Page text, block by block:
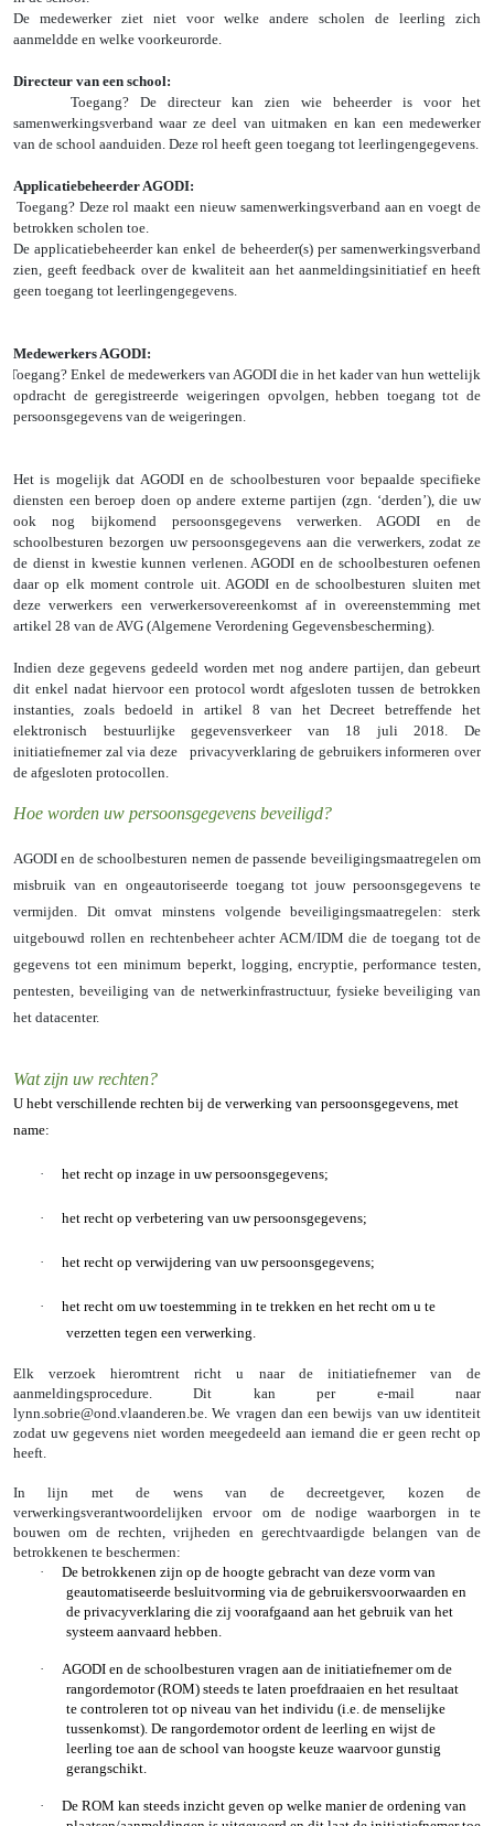
De medewerker ziet niet voor welke andere scholen de leerling zich
aanmeldde en welke voorkeurorde.
Directeur van een school:
Toegang? De directeur kan zien wie beheerder is voor het
samenwerkingsverband waar ze deel van uitmaken en kan een medewerker
van de school aanduiden. Deze rol heeft geen toegang tot leerlingengegevens.
Applicatiebeheerder AGODI:
Toegang? Deze rol maakt een nieuw samenwerkingsverband aan en voegt de
betrokken scholen toe.
De applicatiebeheerder kan enkel de beheerder(s) per samenwerkingsverband
zien, geeft feedback over de kwaliteit aan het aanmeldingsinitiatief en heeft
geen toegang tot leerlingengegevens.
Medewerkers AGODI:
Toegang? Enkel de medewerkers van AGODI die in het kader van hun wettelijk
opdracht de geregistreerde weigeringen opvolgen, hebben toegang tot de
persoonsgegevens van de weigeringen.
Het is mogelijk dat AGODI en de schoolbesturen voor bepaalde specifieke
diensten een beroep doen op andere externe partijen (zgn. ‘derden’), die uw
ook nog bijkomend persoonsgegevens verwerken. AGODI en de
schoolbesturen bezorgen uw persoonsgegevens aan die verwerkers, zodat ze
de dienst in kwestie kunnen verlenen. AGODI en de schoolbesturen oefenen
daar op elk moment controle uit. AGODI en de schoolbesturen sluiten met
deze verwerkers een verwerkersovereenkomst af in overeenstemming met
artikel 28 van de AVG (Algemene Verordening Gegevensbescherming).
Indien deze gegevens gedeeld worden met nog andere partijen, dan gebeurt
dit enkel nadat hiervoor een protocol wordt afgesloten tussen de betrokken
instanties, zoals bedoeld in artikel 8 van het Decreet betreffende het
elektronisch bestuurlijke gegevensverkeer van 18 juli 2018. De
initiatiefnemer zal via deze privacyverklaring de gebruikers informeren over
de afgesloten protocollen.
Hoe worden uw persoonsgegevens beveiligd?
AGODI en de schoolbesturen nemen de passende beveiligingsmaatregelen om
misbruik van en ongeautoriseerde toegang tot jouw persoonsgegevens te
vermijden. Dit omvat minstens volgende beveiligingsmaatregelen: sterk
uitgebouwd rollen en rechtenbeheer achter ACM/IDM die de toegang tot de
gegevens tot een minimum beperkt, logging, encryptie, performance testen,
pentesten, beveiliging van de netwerkinfrastructuur, fysieke beveiliging van
het datacenter.
Wat zijn uw rechten?
U hebt verschillende rechten bij de verwerking van persoonsgegevens, met
name:
· het recht op inzage in uw persoonsgegevens;
· het recht op verbetering van uw persoonsgegevens;
· het recht op verwijdering van uw persoonsgegevens;
·
het recht om uw toestemming in te trekken en het recht om u te
verzetten tegen een verwerking.
Elk verzoek hieromtrent richt u naar de initiatiefnemer van de
aanmeldingsprocedure. Dit kan per e-mail naar
lynn.sobrie@ond.vlaanderen.be. We vragen dan een bewijs van uw identiteit
zodat uw gegevens niet worden meegedeeld aan iemand die er geen recht op
heeft.
In lijn met de wens van de decreetgever, kozen de
verwerkingsverantwoordelijken ervoor om de nodige waarborgen in te
bouwen om de rechten, vrijheden en gerechtvaardigde belangen van de
betrokkenen te beschermen:
·
De betrokkenen zijn op de hoogte gebracht van deze vorm van
geautomatiseerde besluitvorming via de gebruikersvoorwaarden en
de privacyverklaring die zij voorafgaand aan het gebruik van het
systeem aanvaard hebben.
·
AGODI en de schoolbesturen vragen aan de initiatiefnemer om de
rangordemotor (ROM) steeds te laten proefdraaien en het resultaat
te controleren tot op niveau van het individu (i.e. de menselijke
tussenkomst). De rangordemotor ordent de leerling en wijst de
leerling toe aan de school van hoogste keuze waarvoor gunstig
gerangschikt.
· De ROM kan steeds inzicht geven op welke manier de ordening van